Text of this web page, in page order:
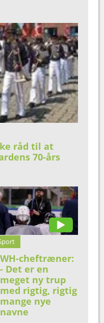
råd til at
70-års
WH-cheftræner:
- Det er en
meget ny trup
med rigtig, rigtig
mange nye
navne